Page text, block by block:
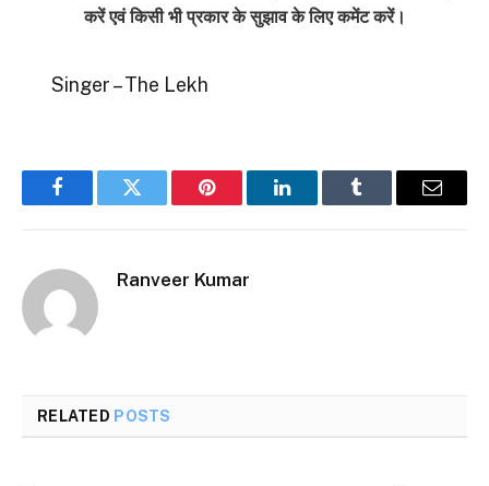
करें एवं किसी भी प्रकार के सुझाव के लिए कमेंट करें।
Singer – The Lekh
FacebookTwitter Pinterest LinkedInTumblr Email
Ranveer Kumar
RELATED POSTS